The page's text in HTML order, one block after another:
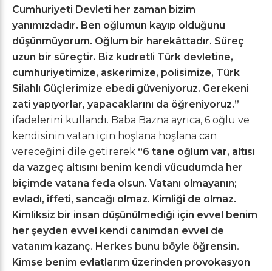
Cumhuriyeti Devleti her zaman bizim
yanımızdadır. Ben oğlumun kayıp olduğunu
düşünmüyorum. Oğlum bir harekâttadır. Süreç
uzun bir süreçtir. Biz kudretli Türk devletine,
cumhuriyetimize, askerimize, polisimize, Türk
Silahlı Güçlerimize ebedi güveniyoruz. Gerekeni
zati yapıyorlar, yapacaklarını da öğreniyoruz.”
ifadelerini kullandı. Baba Bazna ayrıca, 6 oğlu ve
kendisinin vatan için hoşlana hoşlana can
vereceğini dile getirerek “6 tane oğlum var, altısı
da vazgeç altısını benim kendi vücudumda her
biçimde vatana feda olsun. Vatanı olmayanın;
evladı, iffeti, sancağı olmaz. Kimliği de olmaz.
Kimliksiz bir insan düşünülmediği için evvel benim
her şeyden evvel kendi canımdan evvel de
vatanım kazanç. Herkes bunu böyle öğrensin.
Kimse benim evlatlarım üzerinden provokasyon